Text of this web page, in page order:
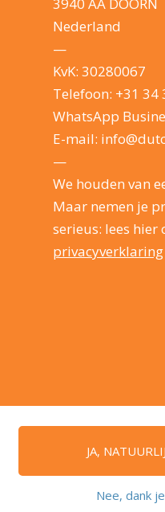
Nederland
—
KvK: 30280067
Telefoon: +31 34
WhatsApp
E-mail:
—
We houden van
Maar nemen je
serieus: lees hier
privacyverklaring
JA,
Nee, dank je